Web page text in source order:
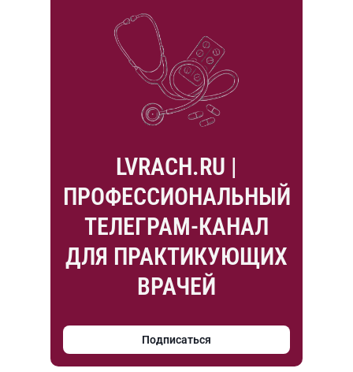
LVRACH.RU |
ПРОФЕССИОНАЛЬНЫЙ
ТЕЛЕГРАМ-КАНАЛ
ДЛЯ ПРАКТИКУЮЩИХ
ВРАЧЕЙ
Подписаться